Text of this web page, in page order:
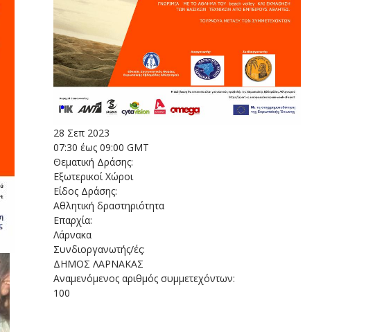
28 Σεπ 2023
07:30 έως 09:00 GMT
Θεματική Δράσης:
Εξωτερικοί Χώροι
Είδος Δράσης:
Αθλητική δραστηριότητα
Επαρχία:
Λάρνακα
Συνδιοργανωτής/ές:
ΔΗΜΟΣ ΛΑΡΝΑΚΑΣ
Αναμενόμενος αριθμός συμμετεχόντων:
100